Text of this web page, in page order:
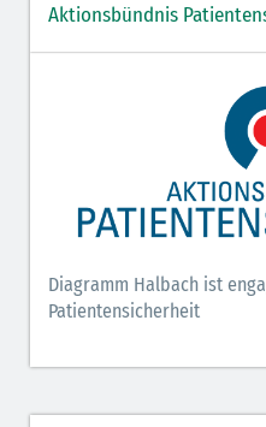
Aktionsbündnis
Diagramm Halbach ist
Patientensicherheit